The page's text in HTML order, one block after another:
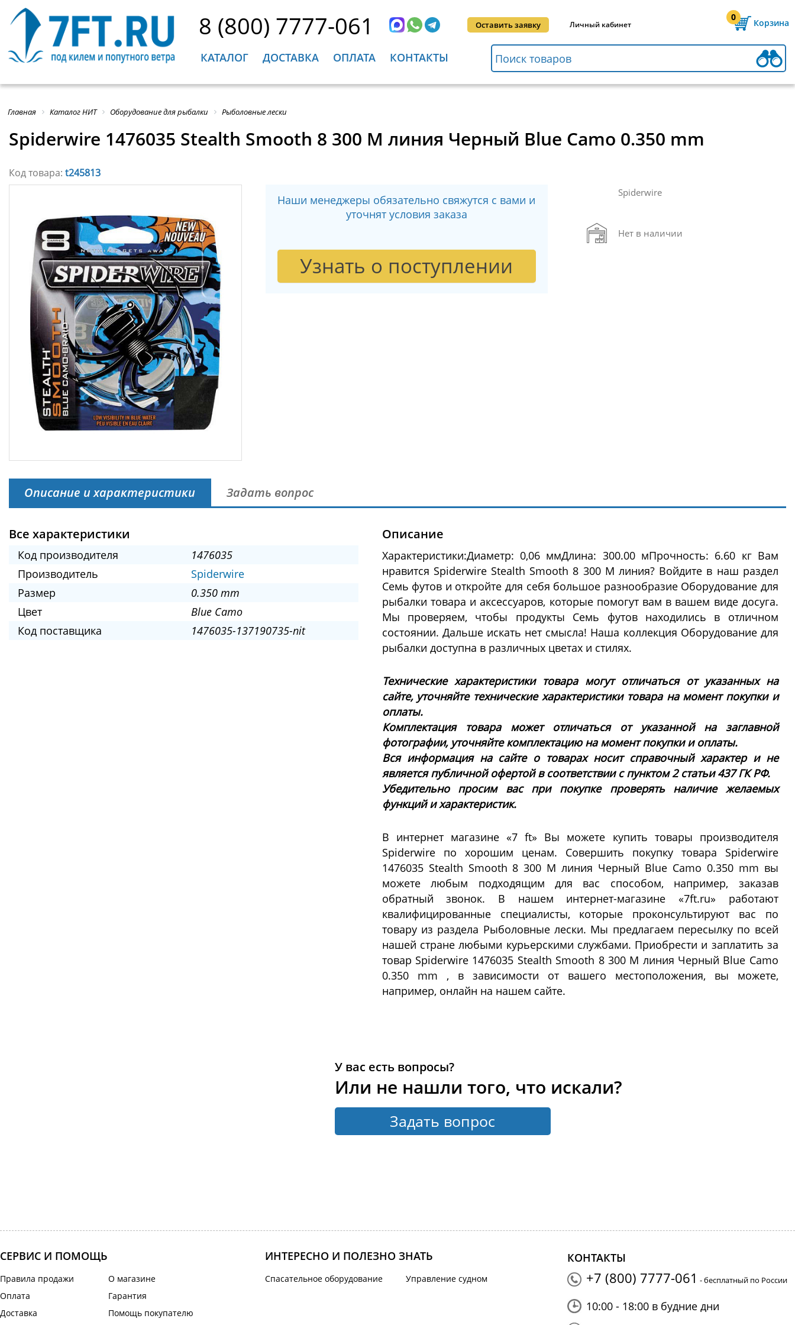
8 (800) 7777-061 Оставить заявку Личный кабинет
0
Корзина
КАТАЛОГ ДОСТАВКА ОПЛАТА КОНТАКТЫ
Главная Каталог НИТ Оборудование для рыбалки Рыболовные лески
Spiderwire 1476035 Stealth Smooth 8 300 M линия Черный Blue Camo 0.350 mm
Код товара: t245813
Наши менеджеры обязательно свяжутся с вами и
уточнят условия заказа
Узнать о поступлении
Spiderwire
Нет в наличии
Описание и характеристики Задать вопрос
Все характеристики
Код производителя
1476035
Производитель
Spiderwire
Размер
0.350 mm
Цвет
Blue Camo
Код поставщика
1476035-137190735-nit
Описание
Характеристики:Диаметр: 0,06 ммДлина: 300.00 мПрочность: 6.60 кг Вам
нравится Spiderwire Stealth Smooth 8 300 M линия? Войдите в наш раздел
Семь футов и откройте для себя большое разнообразие Оборудование для
рыбалки товара и аксессуаров, которые помогут вам в вашем виде досуга.
Мы проверяем, чтобы продукты Семь футов находились в отличном
состоянии. Дальше искать нет смысла! Наша коллекция Оборудование для
рыбалки доступна в различных цветах и стилях.
Технические характеристики товара могут отличаться от указанных на
сайте, уточняйте технические характеристики товара на момент покупки и
оплаты.
Комплектация товара может отличаться от указанной на заглавной
фотографии, уточняйте комплектацию на момент покупки и оплаты.
Вся информация на сайте о товарах носит справочный характер и не
является публичной офертой в соответствии с пунктом 2 статьи 437 ГК РФ.
Убедительно просим вас при покупке проверять наличие желаемых
функций и характеристик.
В интернет магазине «7 ft» Вы можете купить товары производителя
Spiderwire по хорошим ценам. Совершить покупку товара Spiderwire
1476035 Stealth Smooth 8 300 M линия Черный Blue Camo 0.350 mm вы
можете любым подходящим для вас способом, например, заказав
обратный звонок. В нашем интернет-магазине «7ft.ru» работают
квалифицированные специалисты, которые проконсультируют вас по
товару из раздела Рыболовные лески. Мы предлагаем пересылку по всей
нашей стране любыми курьерскими службами. Приобрести и заплатить за
товар Spiderwire 1476035 Stealth Smooth 8 300 M линия Черный Blue Camo
0.350 mm , в зависимости от вашего местоположения, вы можете,
например, онлайн на нашем сайте.
У вас есть вопросы?
Или не нашли того, что искали?
Задать вопрос
СЕРВИС И ПОМОЩЬ
Правила продажи
Оплата
Доставка
О магазине
Гарантия
Помощь покупателю
ИНТЕРЕСНО И ПОЛЕЗНО ЗНАТЬ
Спасательное оборудование Управление судном
КОНТАКТЫ
+7 (800) 7777-061 - бесплатный по России
10:00 - 18:00 в будние дни